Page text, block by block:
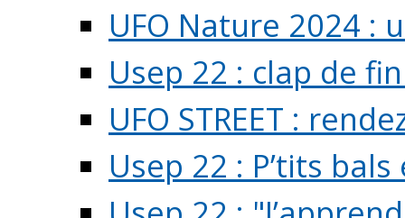
UFO Nature 2024 :
Usep 22 : clap de
UFO STREET :
Usep 22 : P’tits